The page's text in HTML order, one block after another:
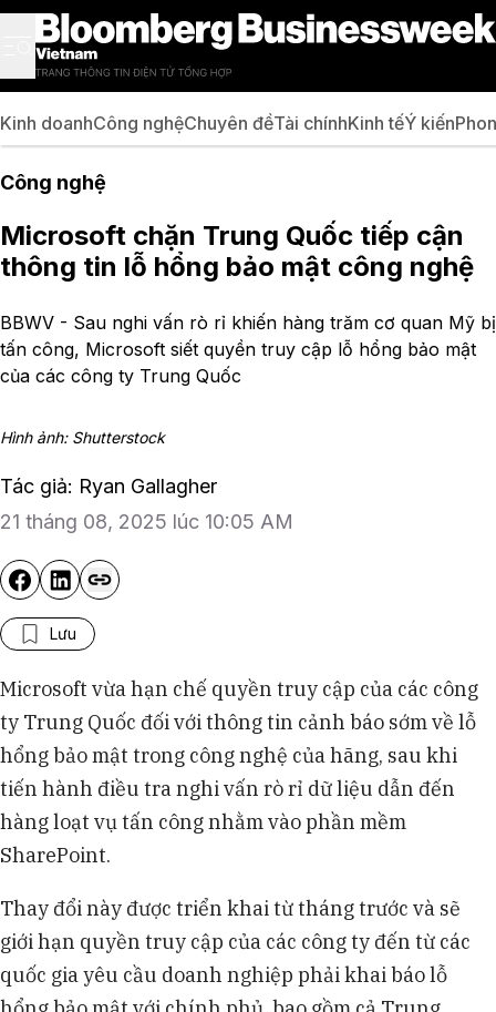
Kinh doanhCông nghệChuyên đềTài chínhKinh tếÝ kiến
Công nghệ
Microsoft chặn Trung Quốc tiếp cận
thông tin lỗ hổng bảo mật công nghệ
BBWV - Sau nghi vấn rò rỉ khiến hàng trăm cơ quan Mỹ bị
tấn công, Microsoft siết quyền truy cập lỗ hổng bảo mật
của các công ty Trung Quốc
Hình ảnh: Shutterstock
Tác giả: Ryan Gallagher
21 tháng 08, 2025 lúc 10:05 AM
Lưu
Microsoft vừa hạn chế quyền truy cập của các công
ty Trung Quốc đối với thông tin cảnh báo sớm về lỗ
hổng bảo mật trong công nghệ của hãng, sau khi
tiến hành điều tra nghi vấn rò rỉ dữ liệu dẫn đến
hàng loạt vụ tấn công nhằm vào phần mềm
SharePoint.
Thay đổi này được triển khai từ tháng trước và sẽ
giới hạn quyền truy cập của các công ty đến từ các
quốc gia yêu cầu doanh nghiệp phải khai báo lỗ